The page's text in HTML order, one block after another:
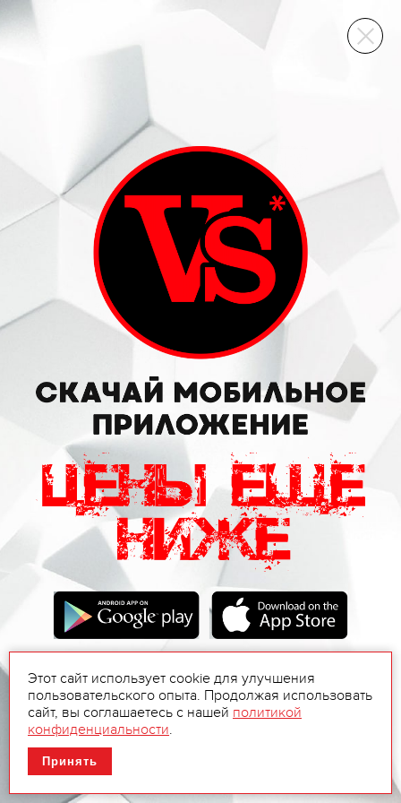
ВИННЫЙ СКЛАД
Этот сайт использует cookie для улучшения
пользовательского опыта. Продолжая использовать
сайт, вы соглашаетесь с нашей политикой
конфиденциальности.
Принять